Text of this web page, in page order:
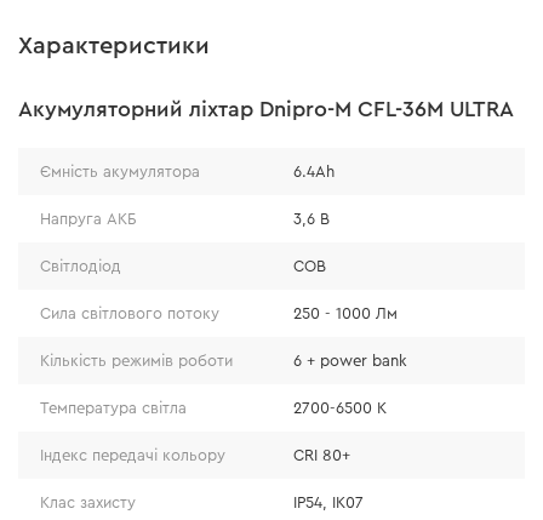
Характеристики
Акумуляторний ліхтар Dnipro-M CFL-36M ULTRA
Ємність акумулятора 6.4Ah
Напруга АКБ 3,6 В
Світлодіод COB
Сила світлового потоку 250 - 1000 Лм
Кількість режимів роботи 6 + power bank
Температура світла 2700-6500 K
Індекс передачі кольору CRI 80+
Клас захисту IP54, IK07